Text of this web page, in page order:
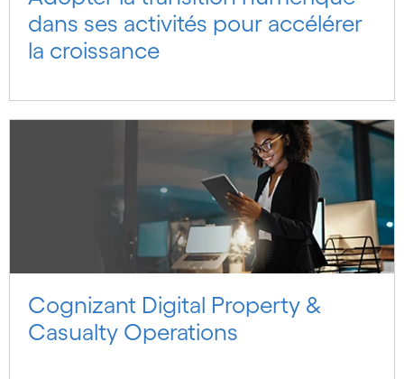
dans ses activités pour accélérer
la croissance
Cognizant Digital Property &
Casualty Operations